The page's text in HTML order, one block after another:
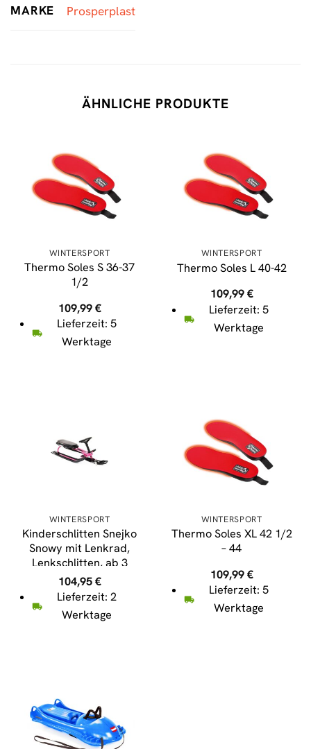
MARKE Prosperplast
ÄHNLICHE PRODUKTE
WINTERSPORT
Thermo Soles S 36-37
1/2
109,99€
Lieferzeit: 5
Werktage
WINTERSPORT
Thermo Soles L 40-42
109,99€
Lieferzeit: 5
Werktage
WINTERSPORT
Kinderschlitten Snejko
Snowy mit Lenkrad,
Lenkschlitten, ab 3
Jahre mit Zugseil rosa
104,95€
Lieferzeit: 2
Werktage
WINTERSPORT
Thermo Soles XL 42 1/2
– 44
109,99€
Lieferzeit: 5
Werktage